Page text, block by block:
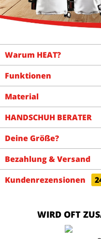
Warum HEAT?
Funktionen
Material
HANDSCHUH BERATER
Deine Größe?
Bezahlung & Versand
Kundenrezensionen
WIRD OFT